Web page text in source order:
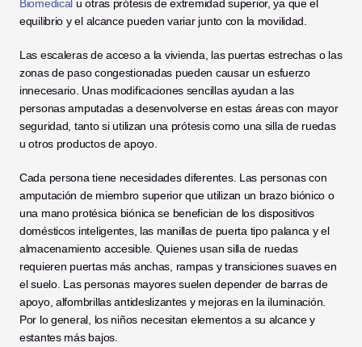
Biomedical u otras prótesis de extremidad superior, ya que el
equilibrio y el alcance pueden variar junto con la movilidad.
Las escaleras de acceso a la vivienda, las puertas estrechas o las
zonas de paso congestionadas pueden causar un esfuerzo
innecesario. Unas modificaciones sencillas ayudan a las
personas amputadas a desenvolverse en estas áreas con mayor
seguridad, tanto si utilizan una prótesis como una silla de ruedas
u otros productos de apoyo.
Cada persona tiene necesidades diferentes. Las personas con
amputación de miembro superior que utilizan un brazo biónico o
una mano protésica biónica se benefician de los dispositivos
domésticos inteligentes, las manillas de puerta tipo palanca y el
almacenamiento accesible. Quienes usan silla de ruedas
requieren puertas más anchas, rampas y transiciones suaves en
el suelo. Las personas mayores suelen depender de barras de
apoyo, alfombrillas antideslizantes y mejoras en la iluminación.
Por lo general, los niños necesitan elementos a su alcance y
estantes más bajos.